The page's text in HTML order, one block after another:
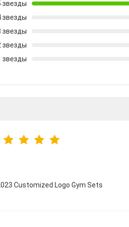
звезды
звезды
звезды
звезды
звезды
Customized Logo Gym Sets